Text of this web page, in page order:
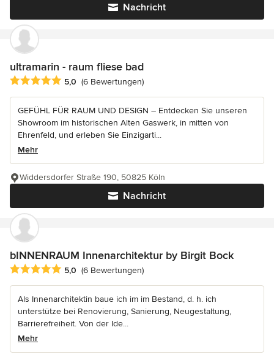
Nachricht
ultramarin - raum fliese bad
Durchschnittliche Bewertung: 5 von 5 Sternen
5,0 (6 Bewertungen)
GEFÜHL FÜR RAUM UND DESIGN – Entdecken Sie unseren
Showroom im historischen Alten Gaswerk, in mitten von
Ehrenfeld, und erleben Sie Einzigarti...
Mehr
Nachricht
Widdersdorfer Straße 190, 50825 Köln
bINNENRAUM Innenarchitektur by Birgit Bock
Durchschnittliche Bewertung: 5 von 5 Sternen
5,0 (6 Bewertungen)
Als Innenarchitektin baue ich im im Bestand, d. h. ich
unterstütze bei Renovierung, Sanierung, Neugestaltung,
Barrierefreiheit. Von der Ide...
Mehr